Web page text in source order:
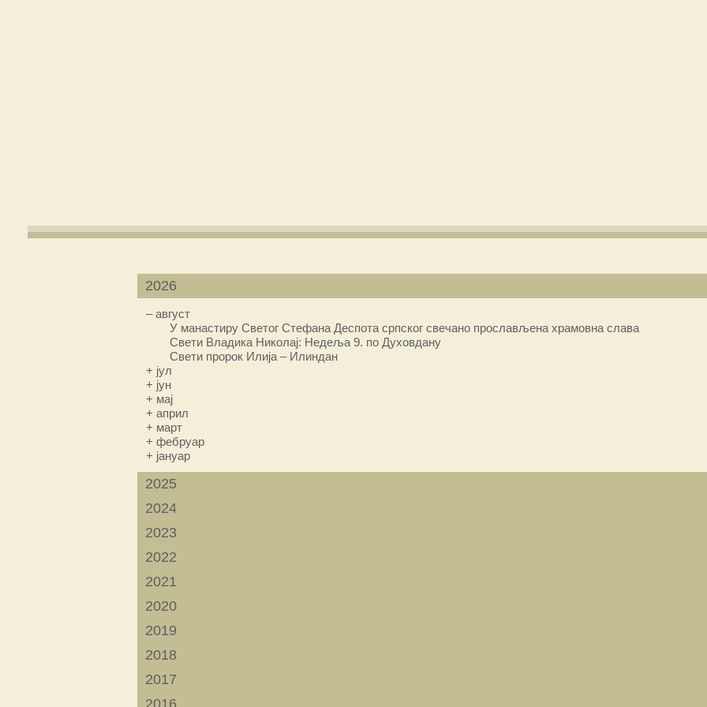
2026
–август
У манастиру Светог Стефана Деспота српског свечано прослављена храмовна слава
Свети Владика Николај: Недеља 9. по Духовдану
Свети пророк Илија – Илиндан
+ јул
+ јун
+ мај
+ април
+ март
+ фебруар
+ јануар
2025
2024
2023
2022
2021
2020
2019
2018
2017
2016